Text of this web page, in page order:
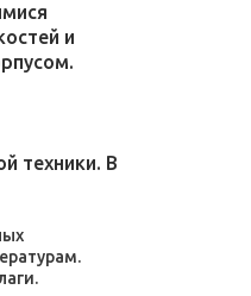
и
техники. В